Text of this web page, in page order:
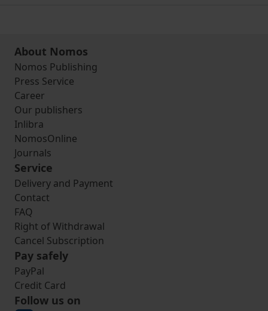
About Nomos
Nomos Publishing
Press Service
Career
Our publishers
Inlibra
NomosOnline
Journals
Service
Delivery and Payment
Contact
FAQ
Right of Withdrawal
Cancel Subscription
Pay safely
PayPal
Credit Card
Follow us on